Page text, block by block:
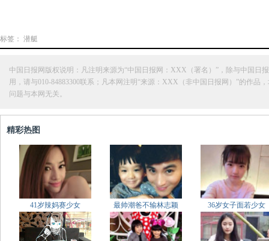
标签： 潜艇
中国日报网版权说明：凡注明来源为“中国日报网：XXX（署名）”，除与中国
用，请与010-84883300联系；凡本网注明“来源：XXX（非中国日报网）”的作
问题与本网无关。
精彩热图
41岁辣妈赛少女 最帅潮爸不输林志颖 36岁女子面若少女